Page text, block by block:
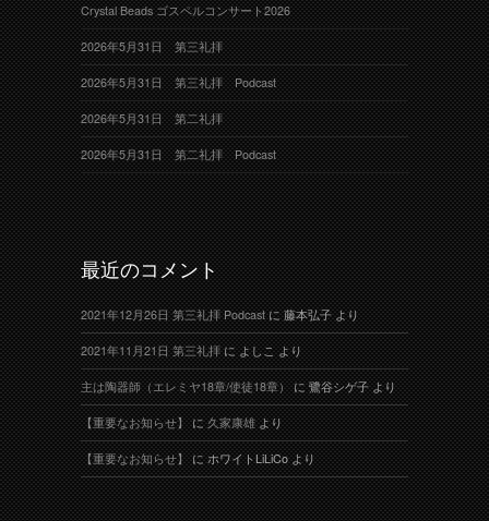
Crystal Beads ゴスペルコンサート2026
2026年5月31日 第三礼拝
2026年5月31日 第三礼拝 Podcast
2026年5月31日 第二礼拝
2026年5月31日 第二礼拝 Podcast
最近のコメント
2021年12月26日 第三礼拝 Podcastに藤本弘子より
2021年11月21日 第三礼拝によしこより
主は陶器師（エレミヤ18章/使徒18章）に鷺谷シゲ子より
【重要なお知らせ】に久家康雄より
【重要なお知らせ】にホワイトLiLiCoより